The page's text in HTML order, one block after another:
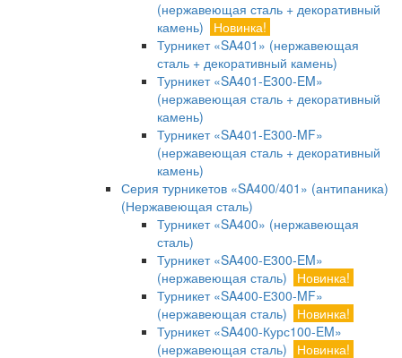
(нержавеющая сталь + декоративный
камень)
Новинка!
Турникет «SA401» (нержавеющая
сталь + декоративный камень)
Турникет «SA401-E300-EM»
(нержавеющая сталь + декоративный
камень)
Турникет «SA401-E300-MF»
(нержавеющая сталь + декоративный
камень)
Серия турникетов «SA400/401» (антипаника)
(Нержавеющая сталь)
Турникет «SA400» (нержавеющая
сталь)
Турникет «SA400-Е300-EM»
(нержавеющая сталь)
Новинка!
Турникет «SA400-Е300-MF»
(нержавеющая сталь)
Новинка!
Турникет «SA400-Курс100-EM»
(нержавеющая сталь)
Новинка!